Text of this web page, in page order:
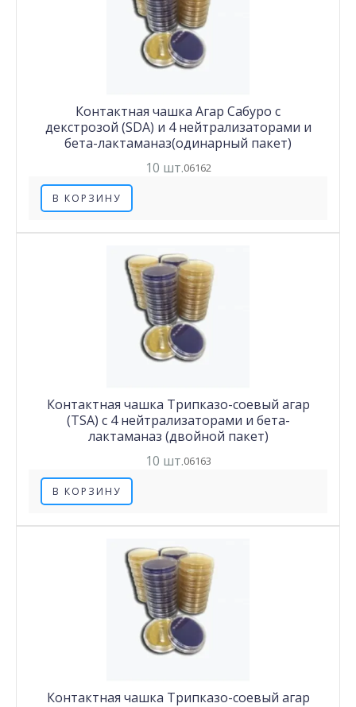
Контактная чашка Агар Сабуро с
декстрозой (SDA) и 4 нейтрализаторами и
бета-лактаманаз(одинарный пакет)
10 шт.06162
В КОРЗИНУ
Контактная чашка Трипказо-соевый агар
(TSA) с 4 нейтрализаторами и бета-
лактаманаз (двойной пакет)
10 шт.06163
В КОРЗИНУ
Контактная чашка Трипказо-соевый агар